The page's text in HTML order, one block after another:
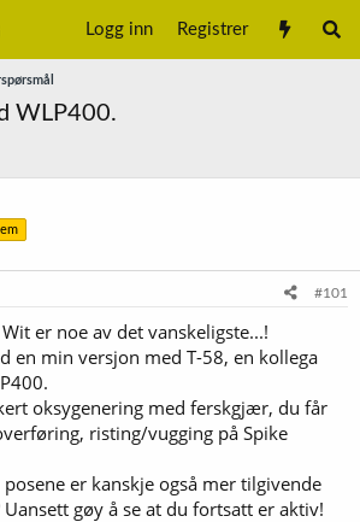
Logg inn Registrer
WLP400.
#101
er noe av det vanskeligste...!
en min versjon med T-58, en kollega
oksygenering med ferskgjær, du får
risting/vugging på Spike
er kanskje også mer tilgivende
gøy å se at du fortsatt er aktiv!